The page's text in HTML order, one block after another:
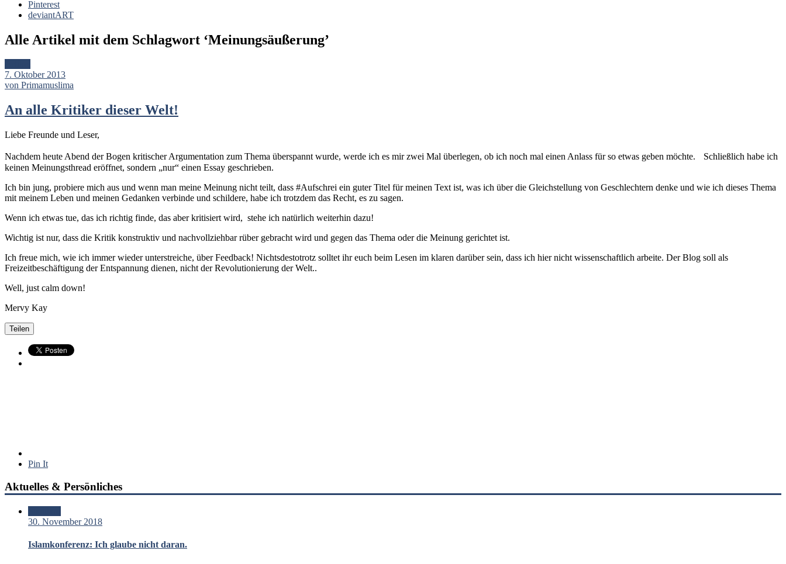
Pinterest
deviantART
Alle Artikel mit dem Schlagwort ‘Meinungsäußerung’
7. Oktober 2013
von Primamuslima
An alle Kritiker dieser Welt!
Liebe Freunde und Leser,
Nachdem heute Abend der Bogen kritischer Argumentation zum Thema überspannt wurde, werde ich es mir zwei Mal überlegen, ob ich noch mal einen Anlass für so etwas geben möchte. Schließlich habe ich
keinen Meinungsthread eröffnet, sondern „nur“ einen Essay geschrieben.
Ich bin jung, probiere mich aus und wenn man meine Meinung nicht teilt, dass #Aufschrei ein guter Titel für meinen Text ist, was ich über die Gleichstellung von Geschlechtern denke und wie ich dieses Thema
mit meinem Leben und meinen Gedanken verbinde und schildere, habe ich trotzdem das Recht, es zu sagen.
Wenn ich etwas tue, das ich richtig finde, das aber kritisiert wird, stehe ich natürlich weiterhin dazu!
Wichtig ist nur, dass die Kritik konstruktiv und nachvollziehbar rüber gebracht wird und gegen das Thema oder die Meinung gerichtet ist.
Ich freue mich, wie ich immer wieder unterstreiche, über Feedback! Nichtsdestotrotz solltet ihr euch beim Lesen im klaren darüber sein, dass ich hier nicht wissenschaftlich arbeite. Der Blog soll als
Freizeitbeschäftigung der Entspannung dienen, nicht der Revolutionierung der Welt..
Well, just calm down!
Mervy Kay
Teilen
Pin It
Aktuelles & Persönliches
30. November 2018
Islamkonferenz: Ich glaube nicht daran.